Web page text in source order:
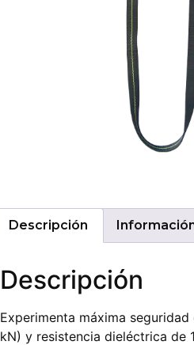
Descripción
Descripción
Experimenta máxima
kN) y resistencia dieléctrica de